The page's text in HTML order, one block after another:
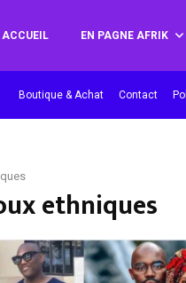
ACCUEIL EN PAGNE AFRIK
Boutique & Achat Contact
ethniques